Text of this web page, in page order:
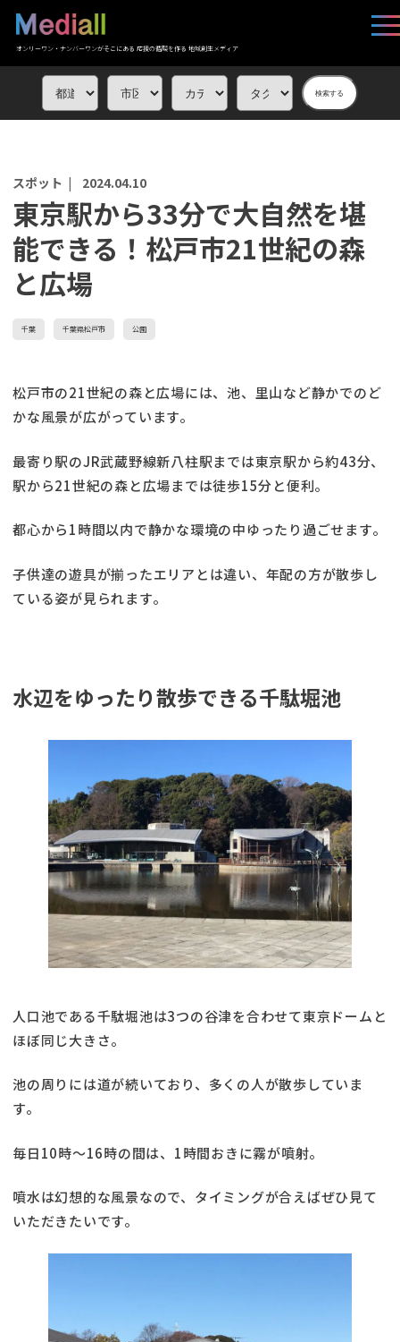
オンリーワン・ナンバーワンがそこにある 応援の循環を作る 地域創生メディア
検索する
スポット | 2024.04.10
東京駅から33分で大自然を堪
能できる！松戸市21世紀の森
と広場
千葉 千葉県松戸市 公園
松戸市の21世紀の森と広場には、池、里山など静かでのど
かな風景が広がっています。
最寄り駅のJR武蔵野線新八柱駅までは東京駅から約43分、
駅から21世紀の森と広場までは徒歩15分と便利。
都心から1時間以内で静かな環境の中ゆったり過ごせます。
子供達の遊具が揃ったエリアとは違い、年配の方が散歩し
ている姿が見られます。
水辺をゆったり散歩できる千駄堀池
人口池である千駄堀池は3つの谷津を合わせて東京ドームと
ほぼ同じ大きさ。
池の周りには道が続いており、多くの人が散歩していま
す。
毎日10時〜16時の間は、1時間おきに霧が噴射。
噴水は幻想的な風景なので、タイミングが合えばぜひ見て
いただきたいです。